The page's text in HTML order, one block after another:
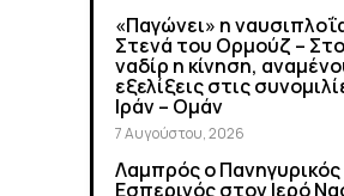
«Παγώνει» η
Στενά του Ορμούζ – Στο
ναδίρ η κίνηση,
εξελίξεις στις
Ιράν – Ομάν
7 Αυγούστου, 2026
Λαμπρός ο Πανηγυρικός
Εσπερινός στον Ιερό